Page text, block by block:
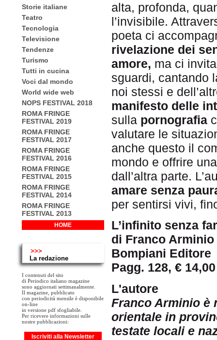
Storie italiane
Teatro
Tecnologia
Televisione
Tendenze
Turismo
Tutti in cucina
Voci dal mondo
World wide web
NOPS FESTIVAL 2018
ROMA FRINGE
FESTIVAL 2019
ROMA FRINGE
FESTIVAL 2017
ROMA FRINGE
FESTIVAL 2016
ROMA FRINGE
FESTIVAL 2015
ROMA FRINGE
FESTIVAL 2014
ROMA FRINGE
FESTIVAL 2013
HOME
>>>
La redazione
I contenuti del sito
di Periodico italiano magazine
sono aggiornati settimanalmente.
Il magazine, pubblicato
con periodicità mensile è disponibile
on-line
in versione pdf sfogliabile.
Per ricevere informazioni sulle
nostre pubblicazioni:
Iscriviti alla Newsletter
alta, profonda,
l’invisibile.
poeta ci
rivelazione dei
amore, ma ci
sguardi, cantando
noi stessi e
manifesto delle
sulla pornografia
valutare le
anche questo il
mondo e offrire
dall’altra parte.
amare senza
per sentirsi vivi,
L’infinito senza
di Franco Arminio
Bompiani Editore
Pagg. 128, € 14,00
L'autore
Franco Arminio è
orientale in
testate locali e